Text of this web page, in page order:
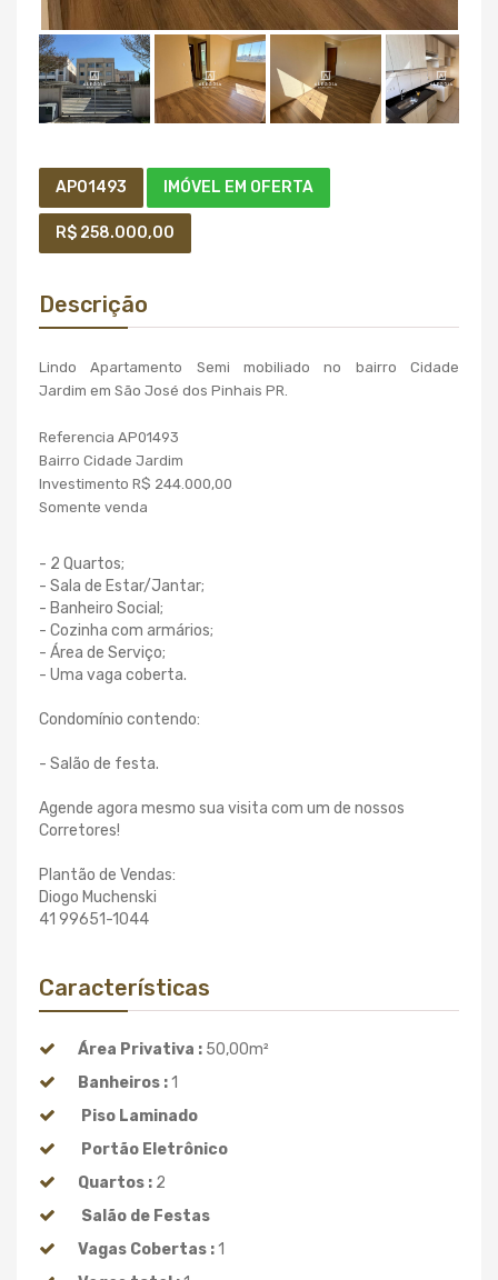
AP01493 IMÓVEL EM OFERTA
R$ 258.000,00
Descrição
Lindo Apartamento Semi mobiliado no bairro Cidade
Jardim em São José dos Pinhais PR.
Referencia AP01493
Bairro Cidade Jardim
Investimento R$ 244.000,00
Somente venda
- 2 Quartos;
- Sala de Estar/Jantar;
- Banheiro Social;
- Cozinha com armários;
- Área de Serviço;
- Uma vaga coberta.
Condomínio contendo:
- Salão de festa.
Agende agora mesmo sua visita com um de nossos
Corretores!
Plantão de Vendas:
Diogo Muchenski
41 99651-1044
Características
Área Privativa : 50,00m²
Banheiros :1
Piso Laminado
Portão Eletrônico
Quartos : 2
Salão de Festas
Vagas Cobertas :1